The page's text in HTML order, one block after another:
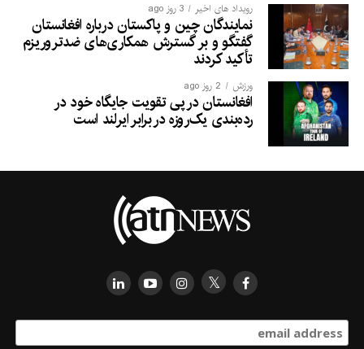
رویداد های اخیر 3 روز ago
نمایندگان چین و پاکستان درباره افغانستان
گفتگو و بر گسترش همکاری‌های ضدتروریزم
تأکید کردند
ورزش 2 روز ago
افغانستان در پی تقویت جایگاه خود در
رده‌بندی یک‌روزه در برابر ایرلند است